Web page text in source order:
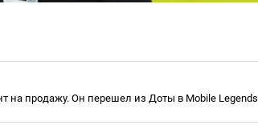
на продажу. Он перешел из Доты в Mobile Legends